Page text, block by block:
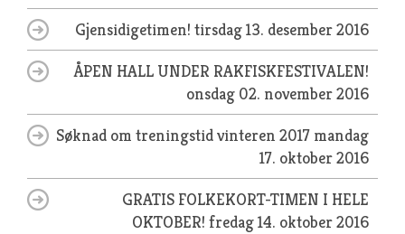
Gjensidigetimen! tirsdag 13. desember 2016
ÅPEN HALL UNDER RAKFISKFESTIVALEN!
onsdag 02. november 2016
Søknad om treningstid vinteren 2017 mandag
17. oktober 2016
GRATIS FOLKEKORT-TIMEN I HELE
OKTOBER! fredag 14. oktober 2016